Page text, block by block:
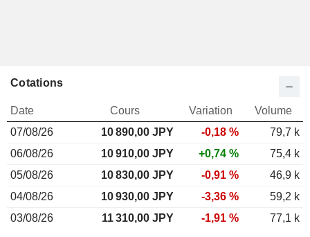
Cotations
Date Cours Variation
Volume
07/08/26
10 890,00 JPY -0,18 %
79,7 k
06/08/26
10 910,00 JPY +0,74 %
75,4 k
05/08/26
10 830,00 JPY -0,91 %
46,9 k
04/08/26
10 930,00 JPY -3,36 %
59,2 k
03/08/26
11 310,00 JPY -1,91 % 77,1 k